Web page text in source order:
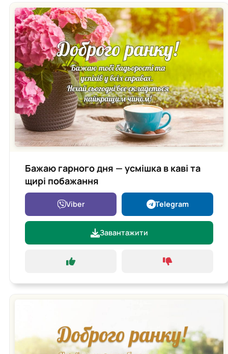
Бажаю гарного дня — усмішка в каві та
щирі побажання
Viber Telegram
Завантажити